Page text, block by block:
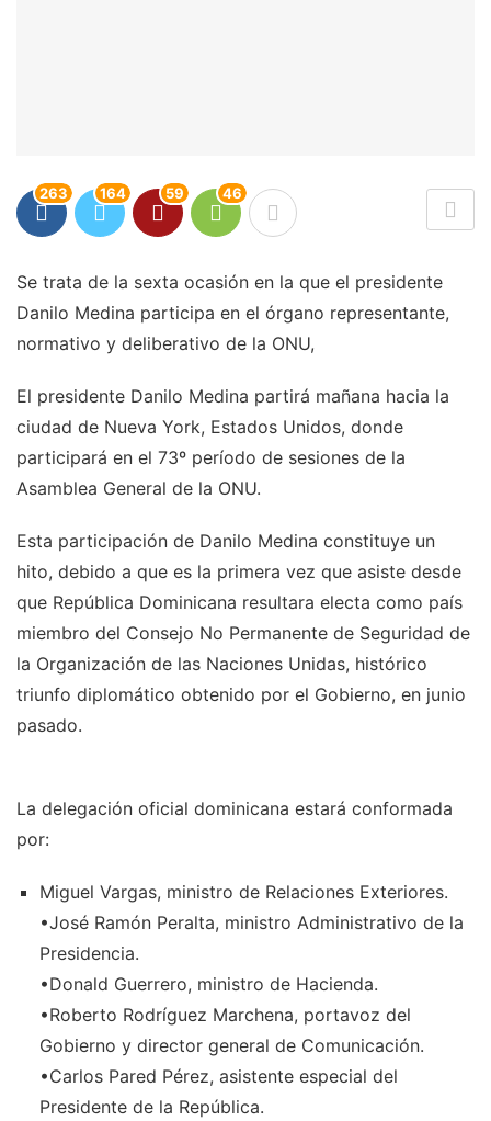
263 164 59 46
Se trata de la sexta ocasión en la que el presidente
Danilo Medina participa en el órgano representante,
normativo y deliberativo de la ONU,
El presidente Danilo Medina partirá mañana hacia la
ciudad de Nueva York, Estados Unidos, donde
participará en el 73º período de sesiones de la
Asamblea General de la ONU.
Esta participación de Danilo Medina constituye un
hito, debido a que es la primera vez que asiste desde
que República Dominicana resultara electa como país
miembro del Consejo No Permanente de Seguridad de
la Organización de las Naciones Unidas, histórico
triunfo diplomático obtenido por el Gobierno, en junio
pasado.
La delegación oficial dominicana estará conformada
por:
Miguel Vargas, ministro de Relaciones Exteriores.
•José Ramón Peralta, ministro Administrativo de la
Presidencia.
•Donald Guerrero, ministro de Hacienda.
•Roberto Rodríguez Marchena, portavoz del
Gobierno y director general de Comunicación.
•Carlos Pared Pérez, asistente especial del
Presidente de la República.